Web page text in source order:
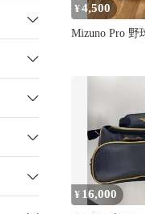
¥4,500
Mizuno Pro 野
¥ 16,000